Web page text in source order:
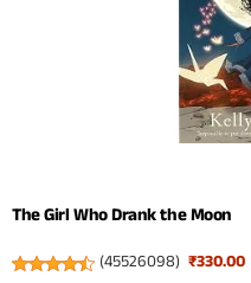
The Girl Who Drank the Moon
(45526098) ₹330.00